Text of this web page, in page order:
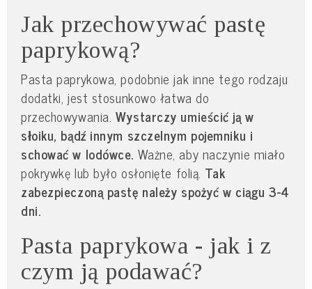
Jak przechowywać pastę
paprykową?
Pasta paprykowa, podobnie jak inne tego rodzaju
dodatki, jest stosunkowo łatwa do
przechowywania. Wystarczy umieścić ją w
słoiku, bądź innym szczelnym pojemniku i
schować w lodówce. Ważne, aby naczynie miało
pokrywkę lub było osłonięte folią. Tak
zabezpieczoną pastę należy spożyć w ciągu 3-4
dni.
Pasta paprykowa - jak i z
czym ją podawać?